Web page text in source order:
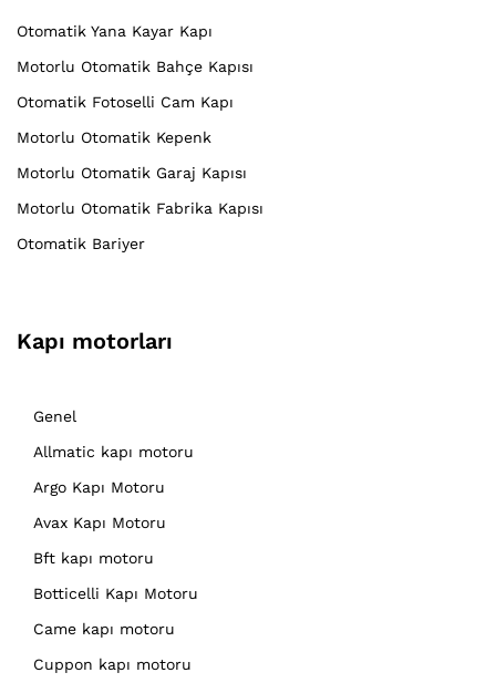
Otomatik Yana Kayar Kapı
Motorlu Otomatik Bahçe Kapısı
Otomatik Fotoselli Cam Kapı
Motorlu Otomatik Kepenk
Motorlu Otomatik Garaj Kapısı
Motorlu Otomatik Fabrika Kapısı
Otomatik Bariyer
Kapı motorları
Genel
Allmatic kapı motoru
Argo Kapı Motoru
Avax Kapı Motoru
Bft kapı motoru
Botticelli Kapı Motoru
Came kapı motoru
Cuppon kapı motoru